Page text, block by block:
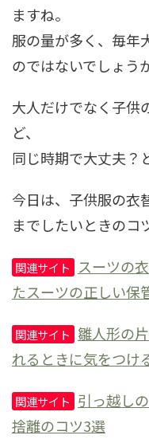
ますね。
服の量が多く、毎年
のではないでしょう
大人だけでなく子供
ど、
同じ時期で大丈夫？
今日は、子供服の衣
までしたいときのコ
関連サイト
スーツの
たスーツの正しい保
関連サイト 雛人形の
れるときに気をつけ
関連サイト 引っ越し
捨離のコツ3選